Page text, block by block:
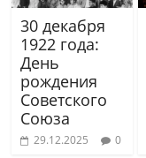
30 декабря
1922 года:
День
рождения
Советского
Союза
29.12.2025 0